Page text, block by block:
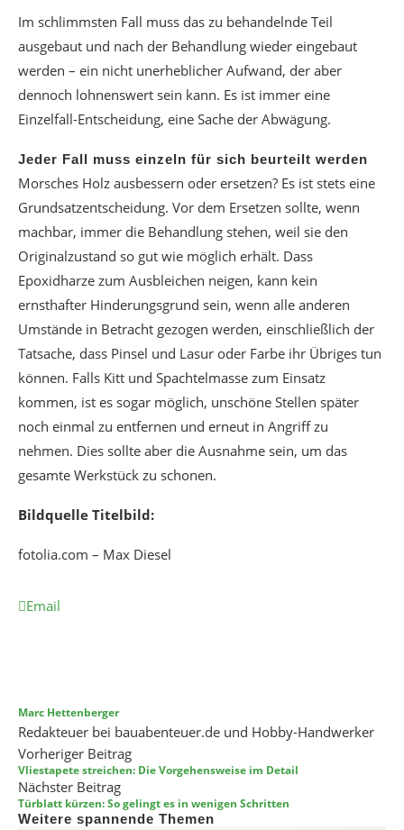
Im schlimmsten Fall muss das zu behandelnde Teil
ausgebaut und nach der Behandlung wieder eingebaut
werden – ein nicht unerheblicher Aufwand, der aber
dennoch lohnenswert sein kann. Es ist immer eine
Einzelfall-Entscheidung, eine Sache der Abwägung.
Jeder Fall muss einzeln für sich beurteilt werden
Morsches Holz ausbessern oder ersetzen? Es ist stets eine
Grundsatzentscheidung. Vor dem Ersetzen sollte, wenn
machbar, immer die Behandlung stehen, weil sie den
Originalzustand so gut wie möglich erhält. Dass
Epoxidharze zum Ausbleichen neigen, kann kein
ernsthafter Hinderungsgrund sein, wenn alle anderen
Umstände in Betracht gezogen werden, einschließlich der
Tatsache, dass Pinsel und Lasur oder Farbe ihr Übriges tun
können. Falls Kitt und Spachtelmasse zum Einsatz
kommen, ist es sogar möglich, unschöne Stellen später
noch einmal zu entfernen und erneut in Angriff zu
nehmen. Dies sollte aber die Ausnahme sein, um das
gesamte Werkstück zu schonen.
Bildquelle Titelbild:
fotolia.com – Max Diesel
Email
Marc Hettenberger
Redakteuer bei bauabenteuer.de und Hobby-Handwerker
Vorheriger Beitrag
Vliestapete streichen: Die Vorgehensweise im Detail
Nächster Beitrag
Türblatt kürzen: So gelingt es in wenigen Schritten
Weitere spannende Themen